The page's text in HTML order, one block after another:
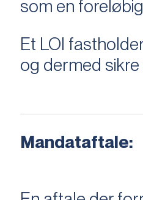
som en
Et LOI
og dermed
Mandataftale: